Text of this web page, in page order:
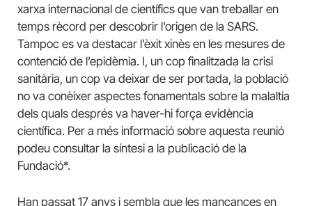
xarxa internacional de científics que van treballar en
temps rècord per descobrir l’origen de la SARS.
Tampoc es va destacar l’èxit xinès en les mesures de
contenció de l’epidèmia. I, un cop finalitzada la crisi
sanitària, un cop va deixar de ser portada, la població
no va conèixer aspectes fonamentals sobre la malaltia
dels quals després va haver-hi força evidència
científica. Per a més informació sobre aquesta reunió
podeu consultar la síntesi a la publicació de la
Fundació*.
Han passat 17 anys i sembla que les mancances en